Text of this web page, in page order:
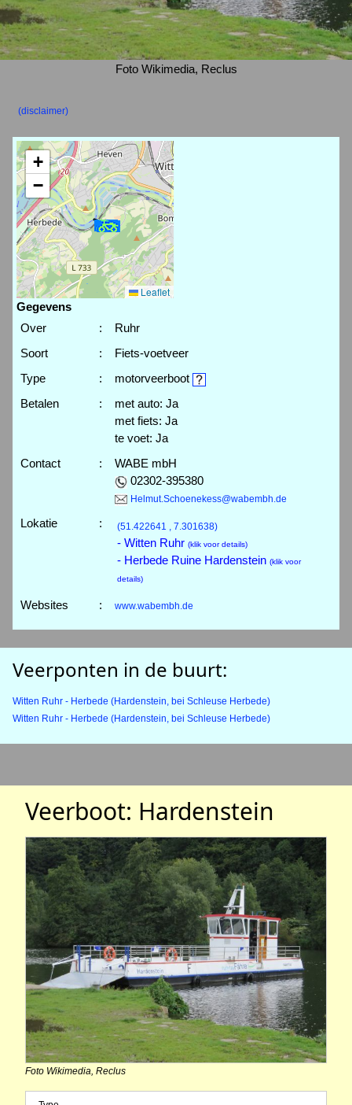
Foto Wikimedia, Reclus
(disclaimer)
+
−
Leaflet
Gegevens
Over
:
Ruhr
Soort
:
Fiets-voetveer
Type
:
motorveerboot
Betalen
:
met auto: Ja
met fiets: Ja
te voet: Ja
Contact
:
WABE mbH
02302-395380
Helmut.Schoenekess@wabembh.de
Lokatie : (51.422641 , 7.301638)
- Witten Ruhr (klik voor details)
- Herbede Ruine Hardenstein (klik voor
details)
Websites : www.wabembh.de
Veerponten in de buurt:
Witten Ruhr - Herbede (Hardenstein, bei Schleuse Herbede)
Witten Ruhr - Herbede (Hardenstein, bei Schleuse Herbede)
Veerboot: Hardenstein
Foto Wikimedia, Reclus